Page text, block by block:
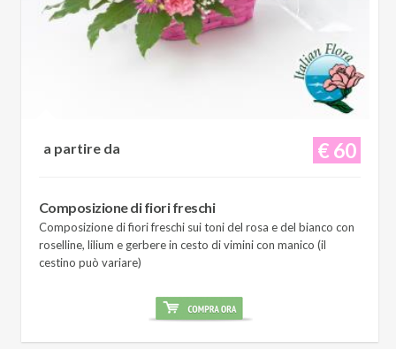
€ 60
a partire da
Composizione di fiori freschi
Composizione di fiori freschi sui toni del rosa e del bianco con
roselline, lilium e gerbere in cesto di vimini con manico (il
cestino può variare)